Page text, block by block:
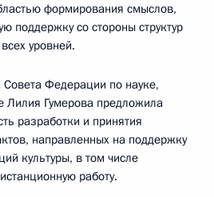
формирования смыслов,
поддержку со стороны структур
уровней.
Совета Федерации по науке,
Лилия Гумерова предложила
разработки и принятия
направленных на поддержку
культуры, в том числе
работу.